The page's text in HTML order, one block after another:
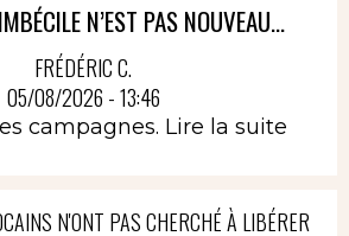
N’EST PAS NOUVEAU...
FRÉDÉRIC C.
05/08/2026 - 13:46
campagnes. Lire la suite
N'ONT PAS CHERCHÉ À LIBÉRER